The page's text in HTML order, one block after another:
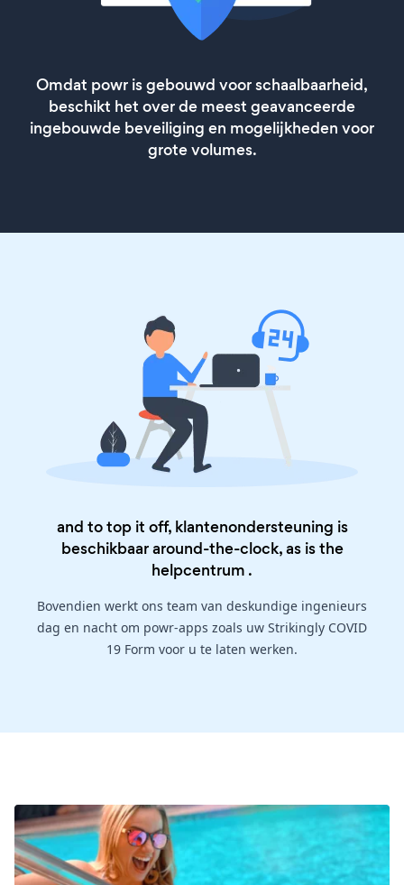
Omdat powr is gebouwd voor schaalbaarheid,
beschikt het over de meest geavanceerde
ingebouwde beveiliging en mogelijkheden voor
grote volumes.
and to top it off, klantenondersteuning is
beschikbaar around-the-clock, as is the
helpcentrum .
Bovendien werkt ons team van deskundige ingenieurs
dag en nacht om powr-apps zoals uw Strikingly COVID
19 Form voor u te laten werken.